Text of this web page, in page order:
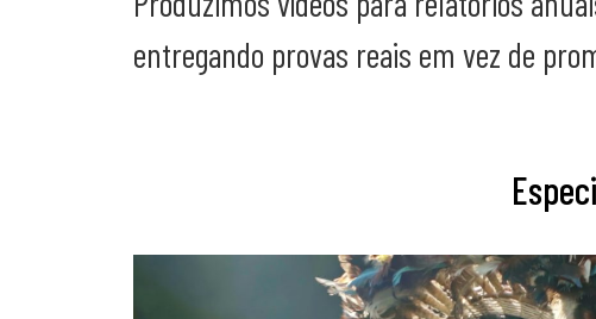
entregando provas reais em vez de